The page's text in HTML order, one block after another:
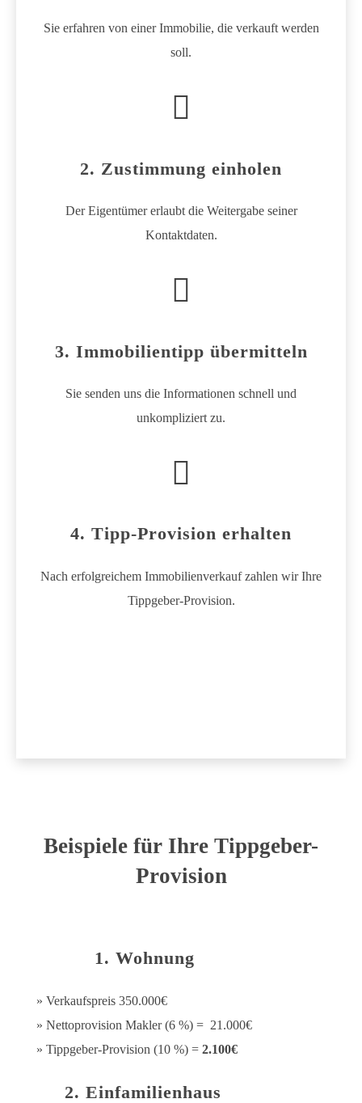
Sie erfahren von einer Immobilie, die verkauft werden
soll.
2. Zustimmung einholen
Der Eigentümer erlaubt die Weitergabe seiner
Kontaktdaten.
3. Immobilientipp übermitteln
Sie senden uns die Informationen schnell und
unkompliziert zu.
4. Tipp-Provision erhalten
Nach erfolgreichem Immobilienverkauf zahlen wir Ihre
Tippgeber-Provision.
Beispiele für Ihre Tippgeber-
Provision
1. Wohnung
» Verkaufspreis 350.000€
» Nettoprovision Makler (6 %) = 21.000€
» Tippgeber-Provision (10 %) = 2.100€
2. Einfamilienhaus